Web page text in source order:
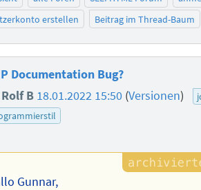
erstellen
Beitrag im Thread-Baum
Documentation Bug?
B 18.01.2022 15:50 (Versionen)
Gunnar,